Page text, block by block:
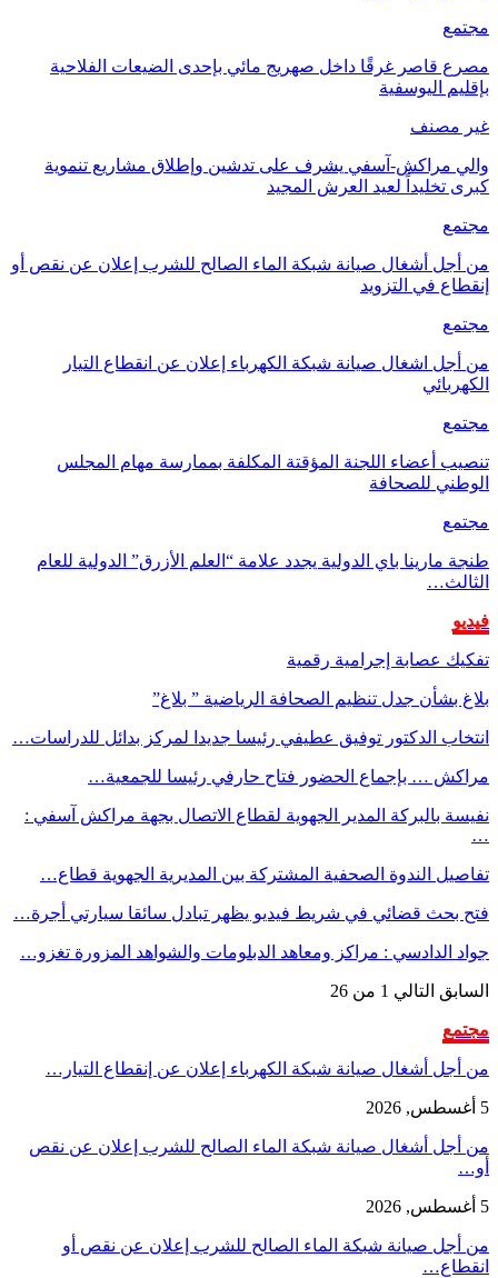
مجتمع
مصرع قاصر غرقًا داخل صهريج مائي بإحدى الضيعات الفلاحية
بإقليم اليوسفية
غير مصنف
والي مراكش-آسفي يشرف على تدشين وإطلاق مشاريع تنموية
كبرى تخليداً لعيد العرش المجيد
مجتمع
من أجل أشغال صيانة شبكة الماء الصالح للشرب إعلان عن نقص أو
إنقطاع في التزويد
مجتمع
من أجل اشغال صيانة شبكة الكهرباء إعلان عن انقطاع التيار
الكهربائي
مجتمع
تنصيب أعضاء اللجنة المؤقتة المكلفة بممارسة مهام المجلس
الوطني للصحافة
مجتمع
طنجة مارينا باي الدولية يجدد علامة “العلم الأزرق” الدولية للعام
الثالث…
فيديو
تفكيك عصابة إجرامية رقمية
بلاغ بشأن جدل تنظيم الصحافة الرياضية ” بلاغ”
انتخاب الدكتور توفيق عطيفي رئيسا جديدا لمركز بدائل للدراسات…
مراكش … بإجماع الحضور فتاح حارفي رئيسا للجمعية…
نفيسة بالبركة المدير الجهوية لقطاع الاتصال بجهة مراكش آسفي :
…
تفاصيل الندوة الصحفية المشتركة بين المديرية الجهوية قطاع…
فتح بحث قضائي في شريط فيديو يظهر تبادل سائقا سيارتي أجرة…
جواد الدادسي : مراكز ومعاهد الدبلومات والشواهد المزورة تغزو…
السابق التالي 1 من 26
مجتمع
من أجل أشغال صيانة شبكة الكهرباء إعلان عن إنقطاع التيار…
5 أغسطس, 2026
من أجل أشغال صيانة شبكة الماء الصالح للشرب إعلان عن نقص
أو…
5 أغسطس, 2026
من أجل صيانة شبكة الماء الصالح للشرب إعلان عن نقص أو
انقطاع…